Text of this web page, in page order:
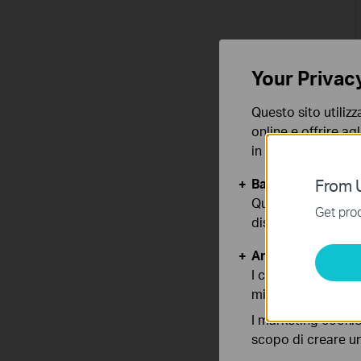
From
Get
Your
Questo sito
online e offrire
in qualunque
Basic Cookies
Questi cookies
disattivati nel tuo
Analytics e
I cookies analitici
migliorarne le
I marketing
scopo di creare